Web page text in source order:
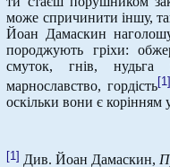
може спричинити іншу,
Йоан Дамаскин
породжують гріхи:
смуток, гнів, нудьга
марнославство, гордість[1]
оскільки вони є корінням
[1] Див. Йоан Дамаскин,